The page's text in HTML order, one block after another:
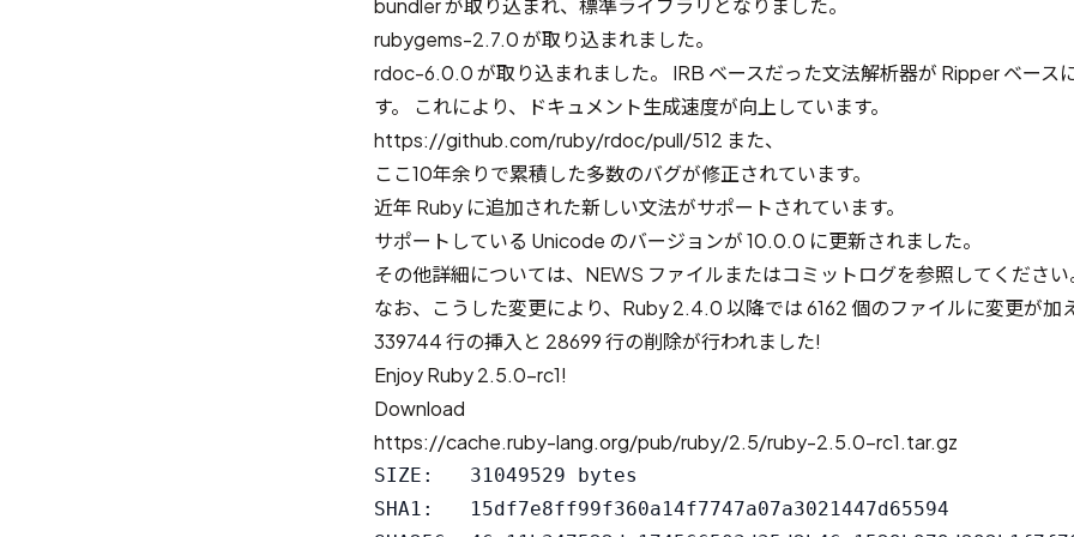
bundler が取り込まれ、標準ライブラリとなりました。
rubygems-2.7.0 が取り込まれました。
rdoc-6.0.0 が取り込まれました。 IRB ベースだった文法解析器が Ripper ベース
す。 これにより、ドキュメント生成速度が向上しています。
https://github.com/ruby/rdoc/pull/512 また、
ここ10年余りで累積した多数のバグが修正されています。
近年 Ruby に追加された新しい文法がサポートされています。
サポートしている Unicode のバージョンが 10.0.0 に更新されました。
その他詳細については、 NEWS ファイルまたはコミットログを参照してください
なお、こうした変更により、Ruby 2.4.0 以降では6162 個のファイルに変更が加
339744 行の挿入と 28699 行の削除が行われました!
Enjoy Ruby 2.5.0-rc1!
Download
https://cache.ruby-lang.org/pub/ruby/2.5/ruby-2.5.0-rc1.tar.gz
SIZE:   31049529 bytes
SHA1:   15df7e8ff99f360a14f7747a07a3021447d65594